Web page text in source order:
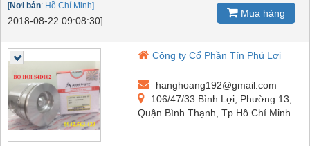
[Nơi bán: Hồ Chí Minh]
2018-08-22 09:08:30]
Mua hàng
Công ty Cổ Phần Tín Phú Lợi
hanghoang192@gmail.com
106/47/33 Bình Lợi, Phường 13,
Quận Bình Thạnh, Tp Hồ Chí Minh